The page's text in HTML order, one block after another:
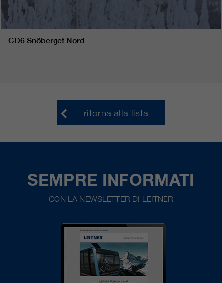
CD6 Snöberget Nord
ritorna alla lista
SEMPRE INFORMATI
CON LA NEWSLETTER DI LEITNER